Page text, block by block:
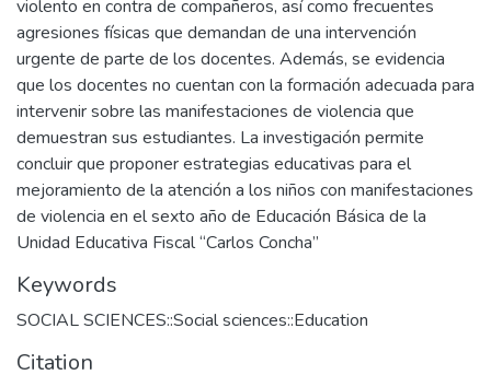
violento en contra de compañeros, así como frecuentes
agresiones físicas que demandan de una intervención
urgente de parte de los docentes. Además, se evidencia
que los docentes no cuentan con la formación adecuada para
intervenir sobre las manifestaciones de violencia que
demuestran sus estudiantes. La investigación permite
concluir que proponer estrategias educativas para el
mejoramiento de la atención a los niños con manifestaciones
de violencia en el sexto año de Educación Básica de la
Unidad Educativa Fiscal “Carlos Concha”
Keywords
SOCIAL SCIENCES::Social sciences::Education
Citation